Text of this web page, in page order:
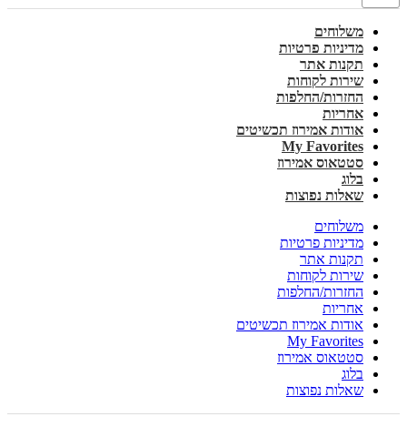
משלוחים
מדיניות פרטיות
תקנות אתר
שירות לקוחות
החזרות/החלפות
אחריות
אודות אמירוז תכשיטים
My Favorites
סטטאוס אמירוז
בלוג
שאלות נפוצות
משלוחים
מדיניות פרטיות
תקנות אתר
שירות לקוחות
החזרות/החלפות
אחריות
אודות אמירוז תכשיטים
My Favorites
סטטאוס אמירוז
בלוג
שאלות נפוצות